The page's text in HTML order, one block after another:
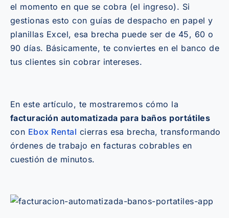
el momento en que se cobra (el ingreso). Si
gestionas esto con guías de despacho en papel y
planillas Excel, esa brecha puede ser de 45, 60 o
90 días. Básicamente, te conviertes en el banco de
tus clientes sin cobrar intereses.
En este artículo, te mostraremos cómo la
facturación automatizada para baños portátiles
con Ebox Rental cierras esa brecha, transformando
órdenes de trabajo en facturas cobrables en
cuestión de minutos.